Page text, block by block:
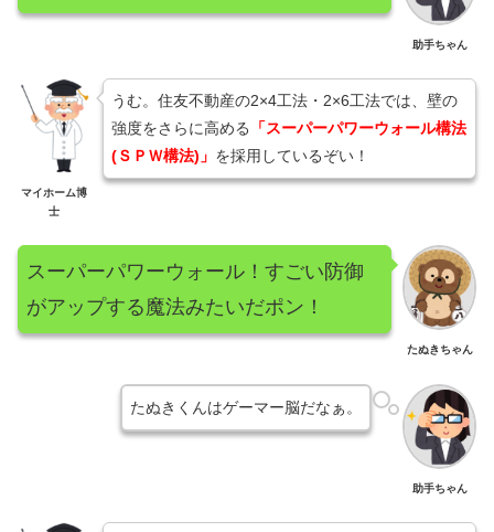
助手ちゃん
マイホーム博
士
うむ。住友不動産の2×4工法・2×6工法では、壁の
強度をさらに高める 「スーパーパワーウォール構法
(ＳＰＷ構法)」 を採用しているぞい！
たぬきちゃん
スーパーパワーウォール！すごい防御
がアップする魔法みたいだポン！
助手ちゃん
たぬきくんはゲーマー脳だなぁ。